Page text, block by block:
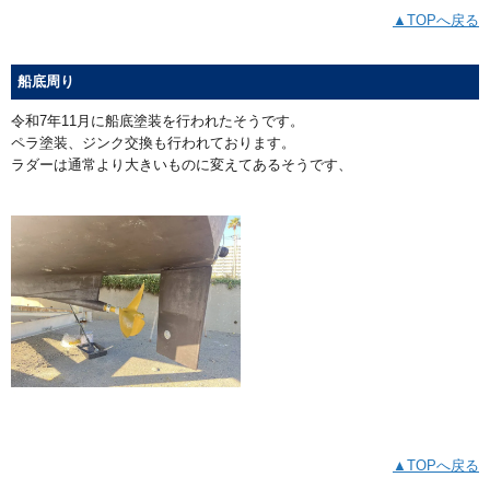
▲TOPへ戻る
船底周り
令和7年11月に船底塗装を行われたそうです。
ペラ塗装、ジンク交換も行われております。
ラダーは通常より大きいものに変えてあるそうです、
▲TOPへ戻る